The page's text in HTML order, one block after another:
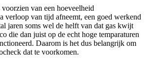
van een hoeveelheid
verloop van tijd afneemt, een goed werkend
jaren soms wel de helft van dat gas kwijt
die dan juist op de echt hoge temparaturen
Daarom is het dus belangrijk om
dat te voorkomen.